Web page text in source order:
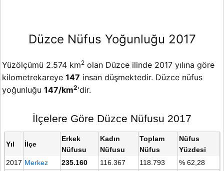
Düzce Nüfus Yoğunluğu 2017
Yüzölçümü 2.574 km2 olan Düzce ilinde 2017 yılına göre
kilometrekareye 147 insan düşmektedir. Düzce nüfus
yoğunluğu 147/km2'dir.
İlçelere Göre Düzce Nüfusu 2017
Yıl İlçe
Erkek
Nüfusu
Kadın
Nüfusu
Toplam
Nüfus
Nüfus
Yüzdesi
2017 Merkez 235.160 116.367 118.793
% 62,28